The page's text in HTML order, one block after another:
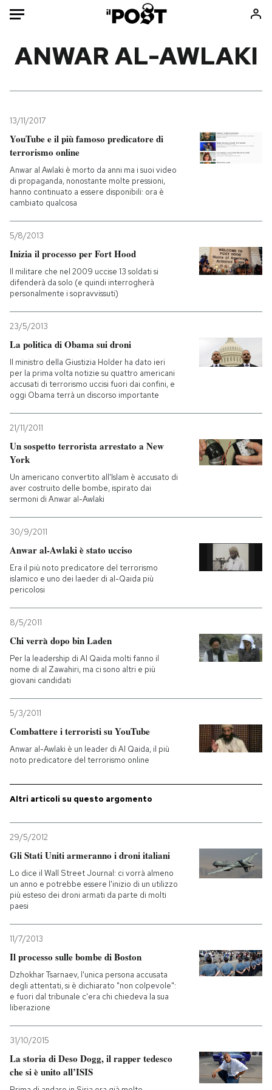
Mondo
Politica
Tecnologia
Internet
Scienza
Cultura
Economia
Consumismi
Ok Boomer!
Media
Altrecose
PODCAST
I MIEI PREFERITI
SHOP
CALENDARIO
AREA PERSONALE
ANWAR AL-AWLAKI
13/11/2017
YouTube e il più famoso predicatore di
terrorismo online
Anwar al Awlaki è morto da anni ma i suoi video
di propaganda, nonostante molte pressioni,
hanno continuato a essere disponibili: ora è
cambiato qualcosa
5/8/2013
Inizia il processo per Fort Hood
Il militare che nel 2009 uccise 13 soldati si
difenderà da solo (e quindi interrogherà
personalmente i sopravvissuti)
23/5/2013
La politica di Obama sui droni
Il ministro della Giustizia Holder ha dato ieri
per la prima volta notizie su quattro americani
accusati di terrorismo uccisi fuori dai confini, e
oggi Obama terrà un discorso importante
21/11/2011
Un sospetto terrorista arrestato a New
York
Un americano convertito all'Islam è accusato di
aver costruito delle bombe, ispirato dai
sermoni di Anwar al-Awlaki
30/9/2011
Anwar al-Awlaki è stato ucciso
Era il più noto predicatore del terrorismo
islamico e uno dei laeder di al-Qaida più
pericolosi
8/5/2011
Chi verrà dopo bin Laden
Per la leadership di Al Qaida molti fanno il
nome di al Zawahiri, ma ci sono altri e più
giovani candidati
5/3/2011
Combattere i terroristi su YouTube
Anwar al-Awlaki è un leader di Al Qaida, il più
noto predicatore del terrorismo online
Altri articoli su questo argomento
29/5/2012
Gli Stati Uniti armeranno i droni italiani
Lo dice il Wall Street Journal: ci vorrà almeno
un anno e potrebbe essere l'inizio di un utilizzo
più esteso dei droni armati da parte di molti
paesi
11/7/2013
Il processo sulle bombe di Boston
Dzhokhar Tsarnaev, l'unica persona accusata
degli attentati, si è dichiarato "non colpevole":
e fuori dal tribunale c'era chi chiedeva la sua
liberazione
31/10/2015
La storia di Deso Dogg, il rapper tedesco
che si è unito all’ISIS